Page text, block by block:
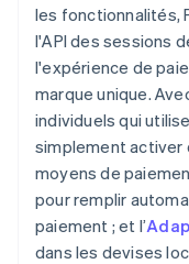
les fonctionnalités,
l'API des sessions
l'expérience de
marque unique.
individuels qui
simplement activer
moyens de
pour remplir
paiement ; et l’
dans les devises